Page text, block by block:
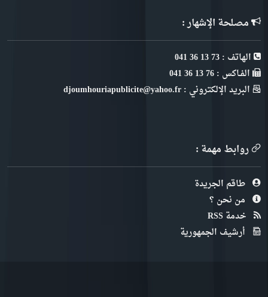
مصلحة الإشهار :
الهاتف : 73 13 36 041
الفـاكس : 76 13 36 041
البريد الإلكتروني : djoumhouriapublicite@yahoo.fr
روابط مهمة :
طاقم الجريدة
من نحن ؟
خدمة RSS
أرشيف الجمهورية